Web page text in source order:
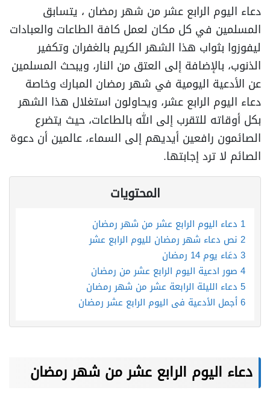
دعاء اليوم الرابع عشر من شهر رمضان ، يتسابق
المسلمين في كل مكان لعمل كافة الطاعات والعبادات
ليفوزوا بثواب هذا الشهر الكريم بالغفران وتكفير
الذنوب، بالإضافة إلى العتق من النار، ويبحث المسلمين
عن الأدعية اليومية في شهر رمضان المبارك وخاصة
دعاء اليوم الرابع عشر، ويحاولون استغلال هذا الشهر
بكل أوقاته للتقرب إلى الله بالطاعات، حيث يتضرع
الصائمون رافعين أيديهم إلى السماء، عالمين أن دعوة
الصائم لا ترد إجابتها.
المحتويات
1 دعاء اليوم الرابع عشر من شهر رمضان
2 نص دعاء شهر رمضان لليوم الرابع عشر
3 دعَاء يوم 14 رمضان
4 صور ادعية اليوم الرابع عشر من رمضان
5 دعاء الليلة الرابعة عشر من شهر رمضان
6أجمل الأدعية فى اليوم الرابع عشر رمضان
دعاء اليوم الرابع عشر من شهر رمضان